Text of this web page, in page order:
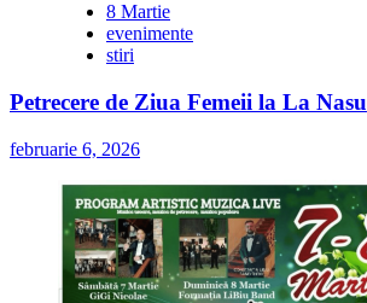
8 Martie
evenimente
stiri
Petrecere de Ziua Femeii la La Nasu
februarie 6, 2026